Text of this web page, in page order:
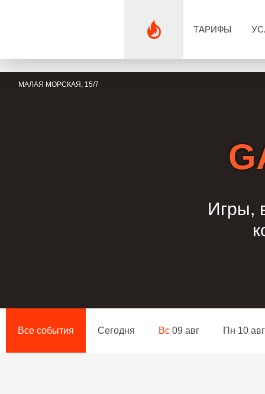
МАЛАЯ МОРСКАЯ, 15/7
ТАРИФЫ
Игры,
Все события Сегодня Вс 09 авг Пн 10 авг